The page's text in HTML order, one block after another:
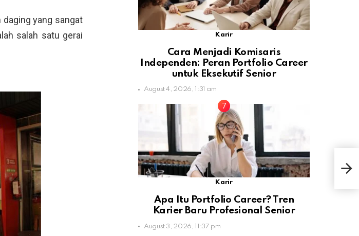
daging yang sangat
salah satu gerai
Karir
Cara Menjadi Komisaris
Independen: Peran Portfolio Career
untuk Eksekutif Senior
August 4, 2026, 1:31 am
Karir
Apa Itu Portfolio Career? Tren
Karier Baru Profesional Senior
August 3, 2026, 11:37 pm